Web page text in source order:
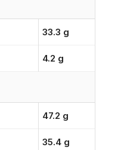
33.3 g
4.2 g
47.2 g
35.4 g